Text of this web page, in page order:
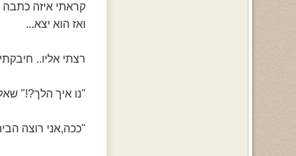
קראתי איזה כתבה
ואז הוא יצא...
רצתי אליו..
"נו איך הלך?!"
"ככה,אני רוצה